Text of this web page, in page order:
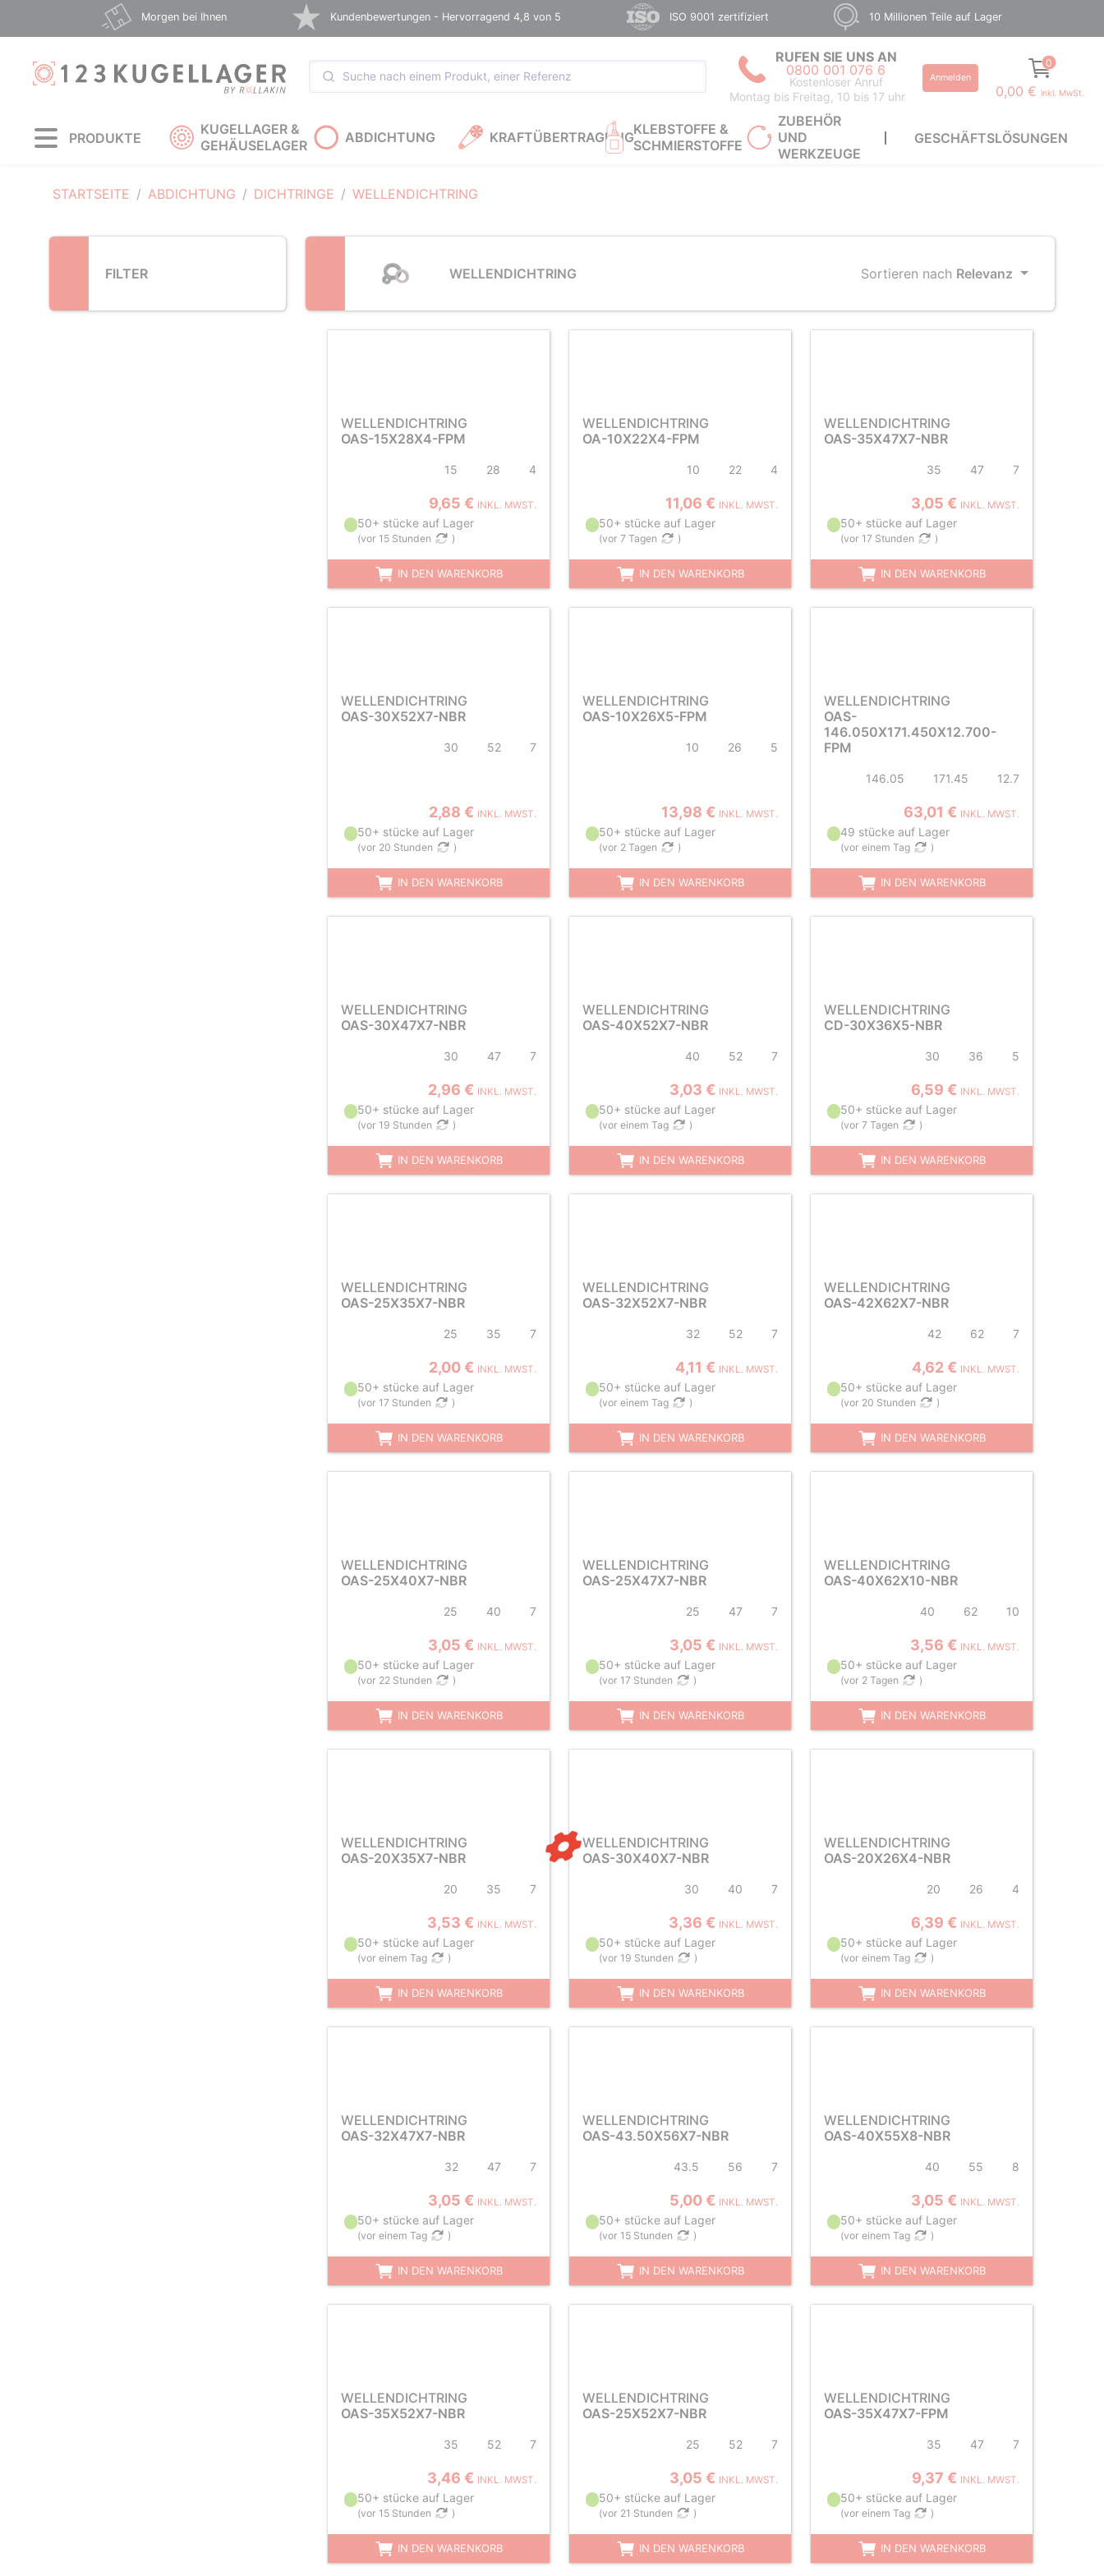
Morgen bei Ihnen Kundenbewertungen - Hervorragend 4,8 von 5 ISO 9001 zertifiziert 10 Millionen Teile auf Lager
RUFEN SIE UNS AN
0800 001 076 6
Kostenloser Anruf
Montag bis Freitag, 10 bis 17 uhr
Anmelden
0
0,00 € inkl. MwSt.
PRODUKTE
KUGELLAGER &
GEHÄUSELAGER
ABDICHTUNG KRAFTÜBERTRAGUNGKLEBSTOFFE &
SCHMIERSTOFFE
ZUBEHÖR
UND
WERKZEUGE
GESCHÄFTSLÖSUNGEN
STARTSEITE ABDICHTUNG DICHTRINGE WELLENDICHTRING
FILTER WELLENDICHTRING Sortieren nach Relevanz
WELLENDICHTRING
OAS-15X28X4-FPM
15 28 4
9,65 € INKL. MWST.
50+ stücke auf Lager
(vor 15 Stunden )
IN DEN WARENKORB
WELLENDICHTRING
OA-10X22X4-FPM
10 22 4
11,06 € INKL. MWST.
50+ stücke auf Lager
(vor 7 Tagen )
IN DEN WARENKORB
WELLENDICHTRING
OAS-35X47X7-NBR
35 47 7
3,05 € INKL. MWST.
50+ stücke auf Lager
(vor 17 Stunden )
IN DEN WARENKORB
WELLENDICHTRING
OAS-30X52X7-NBR
30 52 7
2,88 € INKL. MWST.
50+ stücke auf Lager
(vor 20 Stunden )
IN DEN WARENKORB
WELLENDICHTRING
OAS-10X26X5-FPM
10 26 5
13,98 € INKL. MWST.
50+ stücke auf Lager
(vor 2 Tagen )
IN DEN WARENKORB
WELLENDICHTRING
OAS-
146.050X171.450X12.700-
FPM
146.05 171.45 12.7
63,01 € INKL. MWST.
49 stücke auf Lager
(vor einem Tag )
IN DEN WARENKORB
WELLENDICHTRING
OAS-30X47X7-NBR
30 47 7
2,96 € INKL. MWST.
50+ stücke auf Lager
(vor 19 Stunden )
IN DEN WARENKORB
WELLENDICHTRING
OAS-40X52X7-NBR
40 52 7
3,03 € INKL. MWST.
50+ stücke auf Lager
(vor einem Tag )
IN DEN WARENKORB
WELLENDICHTRING
CD-30X36X5-NBR
30 36 5
6,59 € INKL. MWST.
50+ stücke auf Lager
(vor 7 Tagen )
IN DEN WARENKORB
WELLENDICHTRING
OAS-25X35X7-NBR
25 35 7
2,00 € INKL. MWST.
50+ stücke auf Lager
(vor 17 Stunden )
IN DEN WARENKORB
WELLENDICHTRING
OAS-32X52X7-NBR
32 52 7
4,11 € INKL. MWST.
50+ stücke auf Lager
(vor einem Tag )
IN DEN WARENKORB
WELLENDICHTRING
OAS-42X62X7-NBR
42 62 7
4,62 € INKL. MWST.
50+ stücke auf Lager
(vor 20 Stunden )
IN DEN WARENKORB
WELLENDICHTRING
OAS-25X40X7-NBR
25 40 7
3,05 € INKL. MWST.
50+ stücke auf Lager
(vor 22 Stunden )
IN DEN WARENKORB
WELLENDICHTRING
OAS-25X47X7-NBR
25 47 7
3,05 € INKL. MWST.
50+ stücke auf Lager
(vor 17 Stunden )
IN DEN WARENKORB
WELLENDICHTRING
OAS-40X62X10-NBR
40 62 10
3,56 € INKL. MWST.
50+ stücke auf Lager
(vor 2 Tagen )
IN DEN WARENKORB
WELLENDICHTRING
OAS-20X35X7-NBR
20 35 7
3,53 € INKL. MWST.
50+ stücke auf Lager
(vor einem Tag )
IN DEN WARENKORB
WELLENDICHTRING
OAS-30X40X7-NBR
30 40 7
3,36 € INKL. MWST.
50+ stücke auf Lager
(vor 19 Stunden )
IN DEN WARENKORB
WELLENDICHTRING
OAS-20X26X4-NBR
20 26 4
6,39 € INKL. MWST.
50+ stücke auf Lager
(vor einem Tag )
IN DEN WARENKORB
WELLENDICHTRING
OAS-32X47X7-NBR
32 47 7
3,05 € INKL. MWST.
50+ stücke auf Lager
(vor einem Tag )
IN DEN WARENKORB
WELLENDICHTRING
OAS-43.50X56X7-NBR
43.5 56 7
5,00 € INKL. MWST.
50+ stücke auf Lager
(vor 15 Stunden )
IN DEN WARENKORB
WELLENDICHTRING
OAS-40X55X8-NBR
40 55 8
3,05 € INKL. MWST.
50+ stücke auf Lager
(vor einem Tag )
IN DEN WARENKORB
WELLENDICHTRING
OAS-35X52X7-NBR
35 52 7
3,46 € INKL. MWST.
50+ stücke auf Lager
(vor 15 Stunden )
IN DEN WARENKORB
WELLENDICHTRING
OAS-25X52X7-NBR
25 52 7
3,05 € INKL. MWST.
50+ stücke auf Lager
(vor 21 Stunden )
IN DEN WARENKORB
WELLENDICHTRING
OAS-35X47X7-FPM
35 47 7
9,37 € INKL. MWST.
50+ stücke auf Lager
(vor einem Tag )
IN DEN WARENKORB